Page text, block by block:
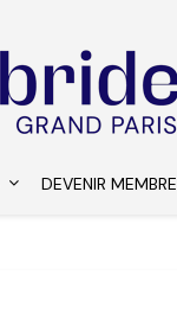
DEVENIR MEMBRE